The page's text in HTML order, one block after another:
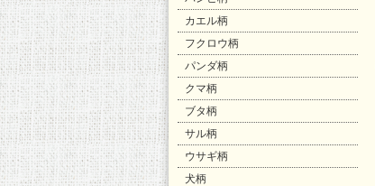
カエル柄
フクロウ柄
パンダ柄
クマ柄
ブタ柄
サル柄
ウサギ柄
犬柄